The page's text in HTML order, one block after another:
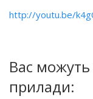
http://youtu.be/
Вас можуть
прилади: